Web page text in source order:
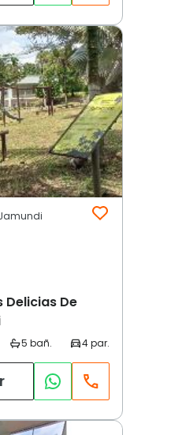
Delicias De